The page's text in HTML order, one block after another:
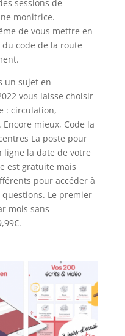
sessions de
monitrice.
de vous mettre en
code de la route
un sujet en
vous laisse choisir
: circulation,
mieux, Code la
La poste pour
ligne la date de votre
est gratuite mais
pour accéder à
Le premier
mois sans